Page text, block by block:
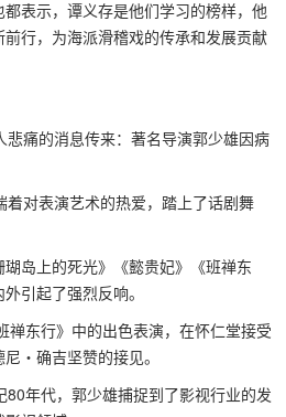
表示，谭义存是他们学习的榜样，他
行，为海派滑稽戏的传承和发展贡献
痛的消息传来：著名导演郭少雄因病
对表演艺术的热爱，踏上了话剧舞
岛上的死光》《懿贵妃》《班禅东
引起了强烈反响。
东行》中的出色表演，在怀仁堂接受
・确吉坚赞的接见。
年代，郭少雄捕捉到了影视行业的发